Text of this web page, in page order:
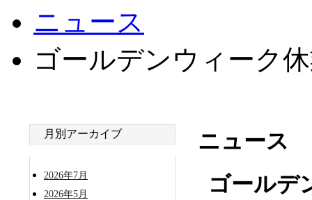
ニュース
ゴールデンウィーク
ニュース
ゴールデ
月別アーカイブ
2026年7月
2026年5月